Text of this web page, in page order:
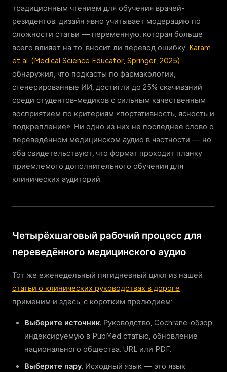
традиционным чтением для обучения врачей-
резидентов; дизайн явно учитывает модерацию по
сложности статьи — переменную, которая больше
всего влияет на то, вносит ли перевод ошибку. Karam
et al. (Medical Science Educator, Springer, 2025)
обнаружил, что подкасты по фармакологии,
сгенерированные ИИ, достигли до 25% скачиваний
среди студентов-медиков с сильным качественным
восприятием по критериям «портативность, ясность и
подкрепление». Ни одно из них не последнее слово о
переведённом медицинском аудио в частности — но
оба свидетельствуют, что формат проходит планку
приемлемого дополнительного обучения для
клинических аудиторий.
Четырёхшаговый рабочий процесс для
переведённого медицинского аудио
Тот же еженедельный пятидневный цикл из нашей
статьи о клинических руководствах в дороге
применим и здесь, с коротким прелюдием:
Выберите источник. Руководство, Cochrane-обзор,
индексируемую в PubMed статью, обновление
национального общества. URL или PDF.
Выберите пару. Исходный язык — это язык